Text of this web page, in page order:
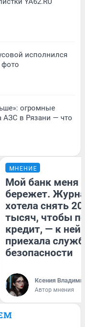
исполнился
фото
огромные
АЗС в Рязани — что
МНЕНИЕ
Мой банк меня
бережет.
хотела снять
тысяч, чтобы
кредит, — к
приехала
безопасности
Ксения
Автор мнения